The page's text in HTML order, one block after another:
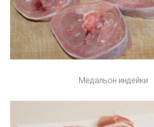
Медальон индейки